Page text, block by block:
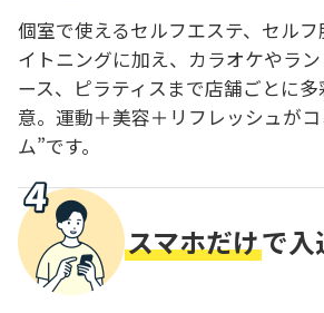
個室で使えるセルフエステ、セル
イトニングに加え、カラオケやラ
ース、ピラティスまで店舗ごとに
意。運動＋美容＋リフレッシュが
ム”です。
スマホだけで入